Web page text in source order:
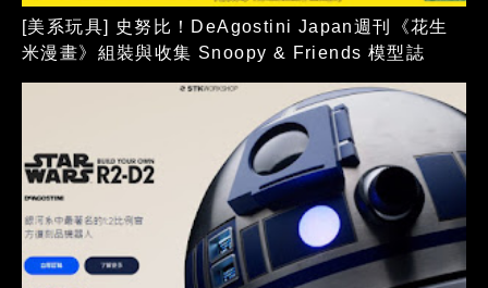
[美系玩具] 史努比！DeAgostini Japan週刊《花生
米漫畫》組裝與收集 Snoopy & Friends 模型誌